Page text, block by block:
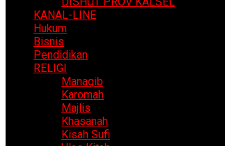
KANAL-LINE
Hukum
Bisnis
Pendidikan
RELIGI
Manaqib
Karomah
Majlis
Khasanah
Kisah Sufi